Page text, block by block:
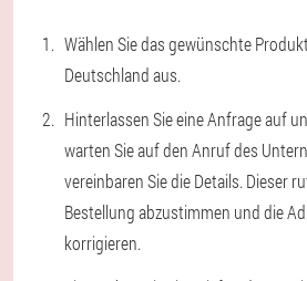
Wählen Sie das gewünschte
Deutschland aus.
Hinterlassen Sie eine Anfrage auf
warten Sie auf den Anruf des
vereinbaren Sie die Details. Dieser
Bestellung abzustimmen und die
korrigieren.